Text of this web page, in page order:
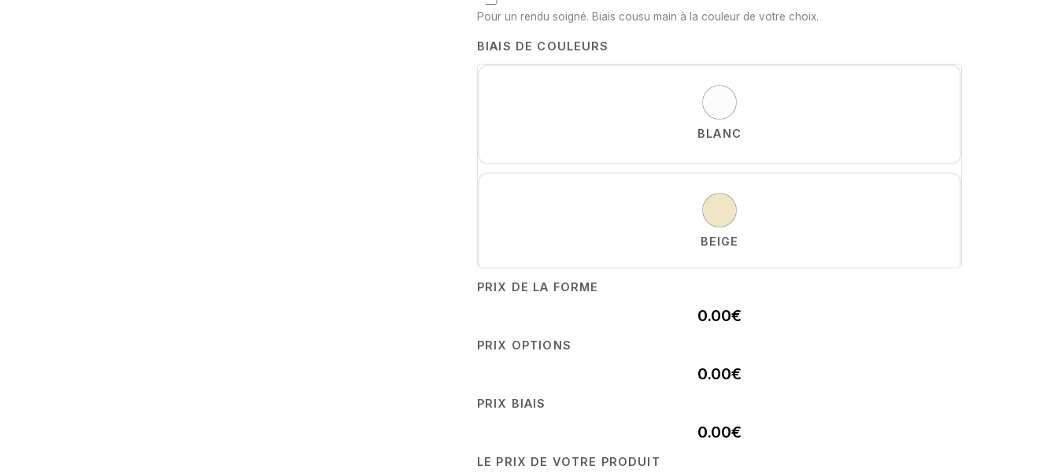
Pour un rendu soigné. Biais cousu main à la couleur de votre choix.
BIAIS DE COULEURS
BLANC
BEIGE
PRIX DE LA FORME
0.00€
PRIX OPTIONS
0.00€
PRIX BIAIS
0.00€
LE PRIX DE VOTRE PRODUIT